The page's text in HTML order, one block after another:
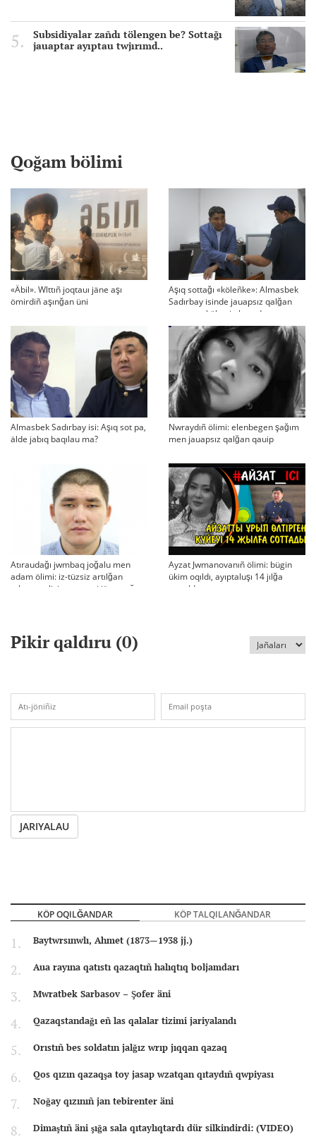
Subsidiyalar zañdı tölengen be? Sottağı
jauaptar ayıptau twjırımd..
Qoğam bölimi
«Äbil». Wlttıñ joqtauı jäne aşı
ömirdiñ aşınğan üni
Aşıq sottağı «köleñke»: Almasbek
Sadırbay isinde jauapsız qalğan
swraqtar köbeyip baradı
Almasbek Sadırbay isi: Aşıq sot pa,
älde jabıq baqılau ma?
Nwraydıñ ölimi: elenbegen şağım
men jauapsız qalğan qauip
Atıraudağı jwmbaq joğalu men
adam ölimi: iz-tüzsiz artılğan
otbası, policiya tergeui jäne qoğam
Ayzat Jwmanovanıñ ölimi: bügin
ükim oqıldı, ayıptaluşı 14 jılğa
sottaldı
Pikir qaldıru (0)
JARIYALAU
KÖP OQILĞANDAR KÖP TALQILANĞANDAR
Baytwrsınwlı, Ahmet (1873—1938 jj.)
Aua rayına qatıstı qazaqtıñ halıqtıq boljamdarı
Mwratbek Sarbasov – Şofer äni
Qazaqstandağı eñ las qalalar tizimi jariyalandı
Orıstıñ bes soldatın jalğız wrıp jıqqan qazaq
Qos qızın qazaqşa toy jasap wzatqan qıtaydıñ qwpiyası
Noğay qızınıñ jan tebirenter äni
Dimaştıñ äni şığa sala qıtaylıqtardı dür silkindirdi: (VIDEO)